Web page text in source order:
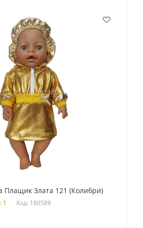
Плащик Злата 121 (Колибри)
1 Код: 180589